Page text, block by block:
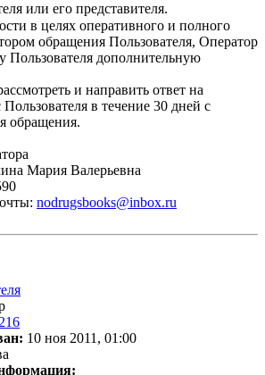
или его представителя.
в целях оперативного и полного
обращения Пользователя, Оператор
Пользователя дополнительную
и направить ответ на
в течение 30 дней с
обращения.
Мария Валерьевна
nodrugsbooks@inbox.ru
10 ноя 2011, 01:00